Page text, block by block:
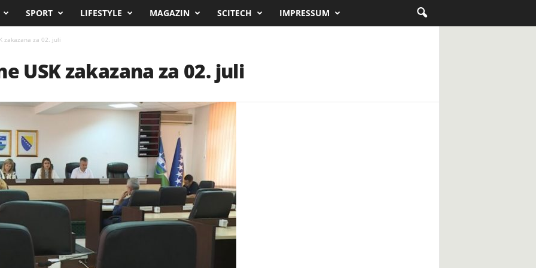
SPORT LIFESTYLE MAGAZIN SCITECH IMPRESSUM
zakazana za 02. juli
USK zakazana za 02. juli